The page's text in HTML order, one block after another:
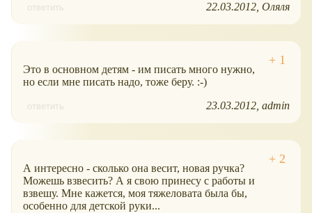
ответить 22.03.2012 Оляля
Это в основном детям - им писать много нужно,
но если мне писать надо, тоже беру. :-)
ответить 23.03.2012 admin
А интересно - сколько она весит, новая ручка?
Можешь взвесить? А я свою принесу с работы и
взвешу. Мне кажется, моя тяжеловата была бы,
особенно для детской руки...